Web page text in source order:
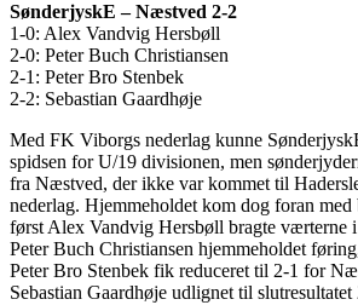
SønderjyskE – Næstved 2-2
1-0: Alex Vandvig Hersbøll
2-0: Peter Buch Christiansen
2-1: Peter Bro Stenbek
2-2: Sebastian Gaardhøje
Med FK Viborgs nederlag kunne
spidsen for U/19 divisionen, men
fra Næstved, der ikke var kommet til
nederlag. Hjemmeholdet kom dog foran med
først Alex Vandvig Hersbøll bragte værterne
Peter Buch Christiansen hjemmeholdet
Peter Bro Stenbek fik reduceret til 2-1 for
Sebastian Gaardhøje udlignet til slutresultatet